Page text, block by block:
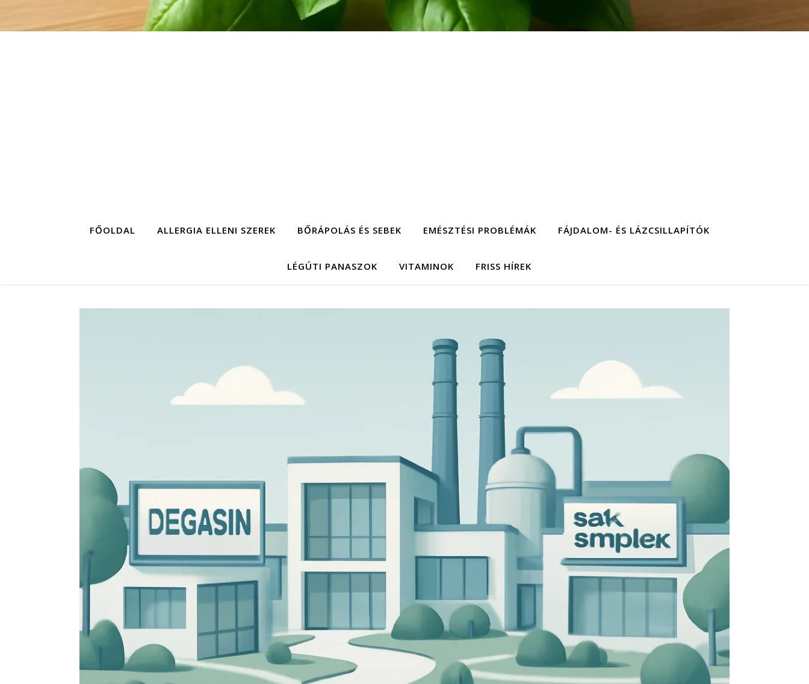
FŐOLDAL ALLERGIA ELLENI SZEREK BŐRÁPOLÁS ÉS SEBEK EMÉSZTÉSI PROBLÉMÁK FÁJDALOM- ÉS LÁZCSILLAPÍTÓK
LÉGÚTI PANASZOK VITAMINOK FRISS HÍREK